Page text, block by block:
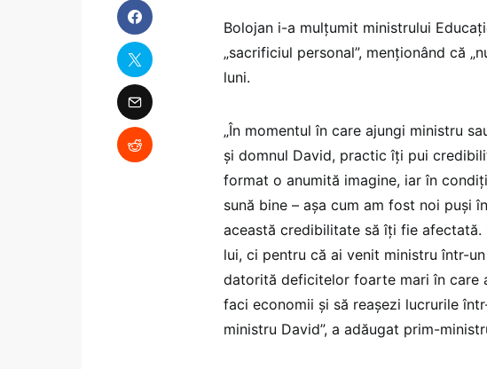
Bolojan i-a mulțumit ministrului
„sacrificiul personal”, menționând că
luni.
„În momentul în care ajungi ministru
și domnul David, practic îți pui
format o anumită imagine, iar în
sună bine – așa cum am fost noi puși
această credibilitate să îți fie
lui, ci pentru că ai venit ministru într-
datorită deficitelor foarte mari în care
faci economii și să reașezi lucrurile
ministru David”, a adăugat prim-